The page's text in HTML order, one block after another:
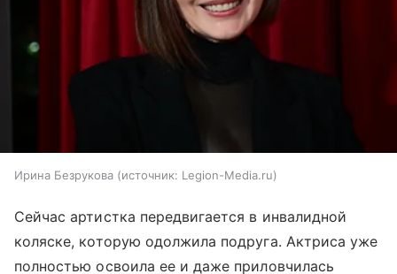
Ирина Безрукова источник: Legion-Media.ru
Сейчас артистка передвигается в инвалидной
коляске, которую одолжила подруга. Актриса уже
полностью освоила ее и даже приловчилась